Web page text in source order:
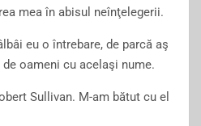
mea în abisul neînţelegerii.
eu o întrebare, de parcă aş
oameni cu acelaşi nume.
Sullivan. M-am bătut cu el